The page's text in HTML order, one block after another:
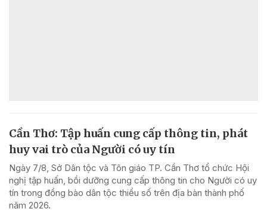
Cần Thơ: Tập huấn cung cấp thông tin, phát
huy vai trò của Người có uy tín
Ngày 7/8, Sở Dân tộc và Tôn giáo TP. Cần Thơ tổ chức Hội
nghị tập huấn, bồi dưỡng cung cấp thông tin cho Người có uy
tín trong đồng bào dân tộc thiểu số trên địa bàn thành phố
năm 2026.